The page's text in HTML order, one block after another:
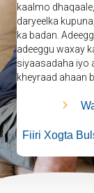
kaalmo
daryeelka
ka badan.
adeeggu waxay
siyaasadaha iyo
kheyraad ahaan
Fiiri Xogta